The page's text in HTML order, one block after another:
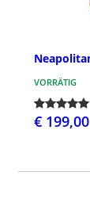
VORRÄTIG
€ 199,00